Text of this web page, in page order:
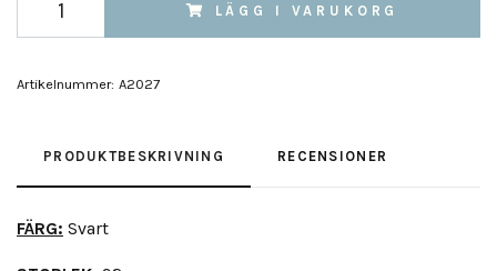
LÄGG I VARUKORG
Artikelnummer: A2027
PRODUKTBESKRIVNING RECENSIONER
FÄRG: Svart